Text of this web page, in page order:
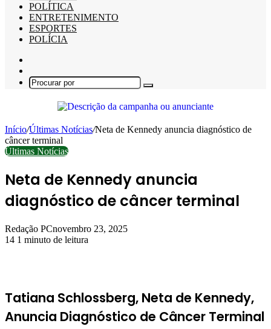
POLÍTICA
ENTRETENIMENTO
ESPORTES
POLÍCIA
skin
Procurar
Início/Últimas Notícias/Neta de Kennedy anuncia diagnóstico de
câncer terminal
Últimas Notícias
Neta de Kennedy anuncia
diagnóstico de câncer terminal
Redação PCnovembro 23, 2025
14 1 minuto de leitura
Tatiana Schlossberg, Neta de Kennedy,
Anuncia Diagnóstico de Câncer Terminal